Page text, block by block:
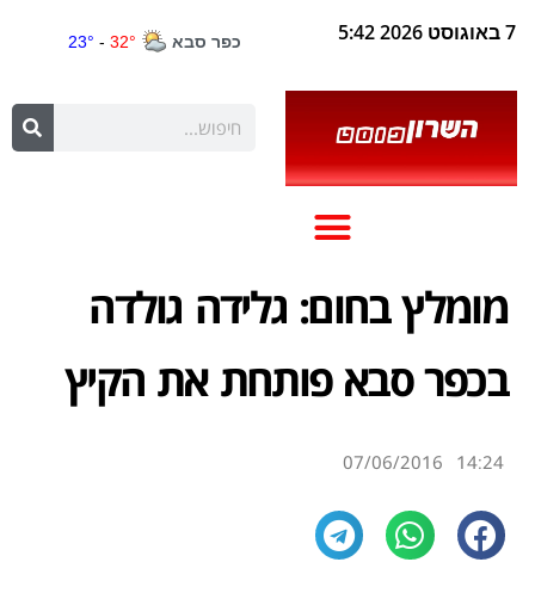
7 באוגוסט 2026 5:42
מומלץ בחום: גלידה גולדה
בכפר סבא פותחת את הקיץ
14:24
07/06/2016